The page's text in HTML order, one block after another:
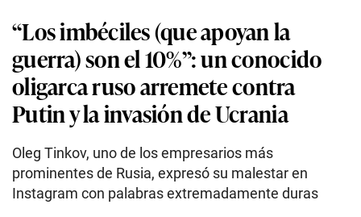
“Los imbéciles (que apoyan la
guerra) son el 10%”: un conocido
oligarca ruso arremete contra
Putin y la invasión de Ucrania
Oleg Tinkov, uno de los empresarios más
prominentes de Rusia, expresó su malestar en
Instagram con palabras extremadamente duras